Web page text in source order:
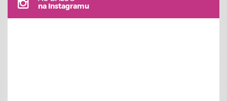
na Instagramu